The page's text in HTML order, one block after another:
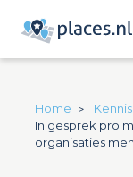
Home
In gesprek pro
organisaties